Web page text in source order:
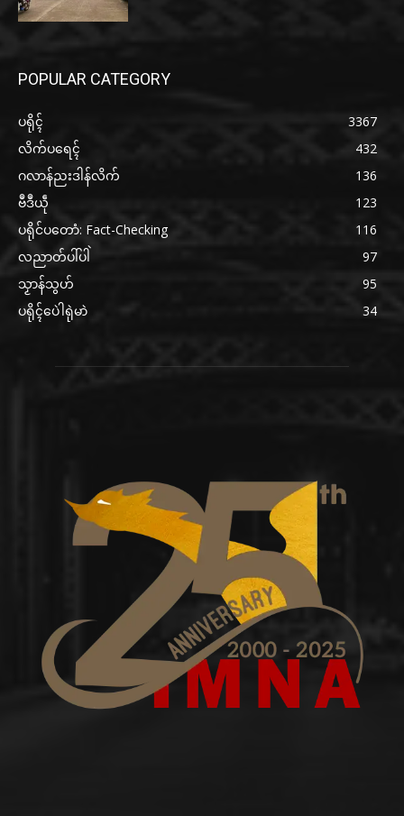
POPULAR CATEGORY
ပရိုၚ်
3367
လိက်ပရေၚ်
432
ဂလာန်ညးဒါန်လိက်
136
ဗဳဒဳယဵု
123
ပရိုင်ပတောံ: Fact-Checking
116
လညာတ်ပါ်ပါဲ
97
သၟာန်သွဟ်
95
ပရိုၚ်ပေဲါရုဲမာဲ
34